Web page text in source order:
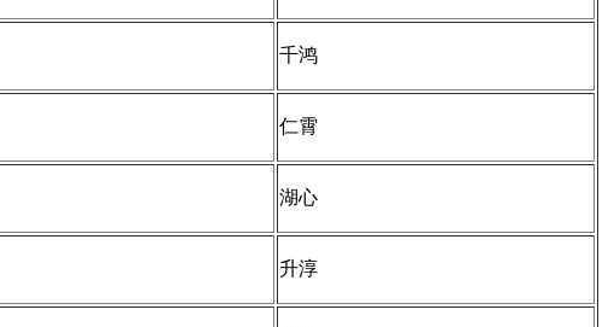
千鸿
仁霄
湖心
升淳